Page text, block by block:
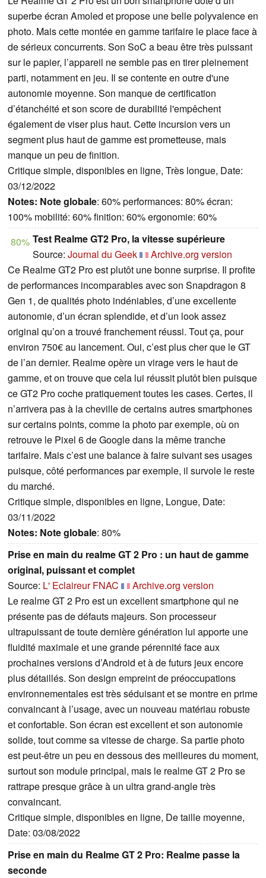
superbe écran Amoled et propose une belle polyvalence en
photo. Mais cette montée en gamme tarifaire le place face à
de sérieux concurrents. Son SoC a beau être très puissant
sur le papier, l’appareil ne semble pas en tirer pleinement
parti, notamment en jeu. Il se contente en outre d'une
autonomie moyenne. Son manque de certification
d’étanchéité et son score de durabilité l'empêchent
également de viser plus haut. Cette incursion vers un
segment plus haut de gamme est prometteuse, mais
manque un peu de finition.
Critique simple, disponibles en ligne, Très longue, Date:
03/12/2022
Notes: Note globale: 60% performances: 80% écran:
100% mobilité: 60% finition: 60% ergonomie: 60%
80% Test Realme GT2 Pro, la vitesse supérieure
Source: Journal du Geek
Archive.org version
Ce Realme GT2 Pro est plutôt une bonne surprise. Il profite
de performances incomparables avec son Snapdragon 8
Gen 1, de qualités photo indéniables, d’une excellente
autonomie, d’un écran splendide, et d’un look assez
original qu’on a trouvé franchement réussi. Tout ça, pour
environ 750€ au lancement. Oui, c’est plus cher que le GT
de l’an dernier. Realme opère un virage vers le haut de
gamme, et on trouve que cela lui réussit plutôt bien puisque
ce GT2 Pro coche pratiquement toutes les cases. Certes, il
n’arrivera pas à la cheville de certains autres smartphones
sur certains points, comme la photo par exemple, où on
retrouve le Pixel 6 de Google dans la même tranche
tarifaire. Mais c’est une balance à faire suivant ses usages
puisque, côté performances par exemple, il survole le reste
du marché.
Critique simple, disponibles en ligne, Longue, Date:
03/11/2022
Notes: Note globale: 80%
Prise en main du realme GT 2 Pro : un haut de gamme
original, puissant et complet
Source: L' Eclaireur FNAC
Archive.org version
Le realme GT 2 Pro est un excellent smartphone qui ne
présente pas de défauts majeurs. Son processeur
ultrapuissant de toute dernière génération lui apporte une
fluidité maximale et une grande pérennité face aux
prochaines versions d’Android et à de futurs jeux encore
plus détaillés. Son design empreint de préoccupations
environnementales est très séduisant et se montre en prime
convaincant à l’usage, avec un nouveau matériau robuste
et confortable. Son écran est excellent et son autonomie
solide, tout comme sa vitesse de charge. Sa partie photo
est peut-être un peu en dessous des meilleures du moment,
surtout son module principal, mais le realme GT 2 Pro se
rattrape presque grâce à un ultra grand-angle très
convaincant.
Critique simple, disponibles en ligne, De taille moyenne,
Date: 03/08/2022
Prise en main du Realme GT 2 Pro: Realme passe la
seconde